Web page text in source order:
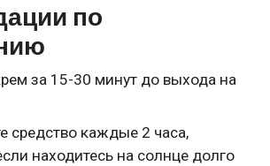
по
за 15-30 минут до выхода на
средство каждые 2 часа,
находитесь на солнце долго